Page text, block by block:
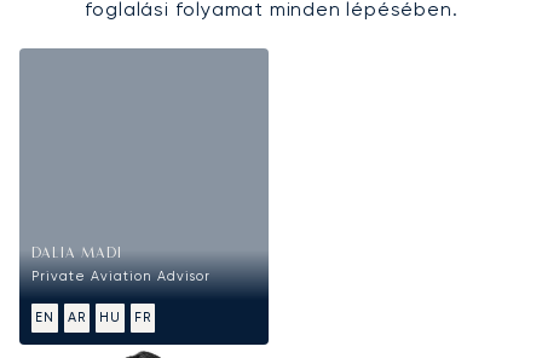
foglalási folyamat minden lépésében.
DALIA MADI
Private Aviation Advisor
EN AR HU FR